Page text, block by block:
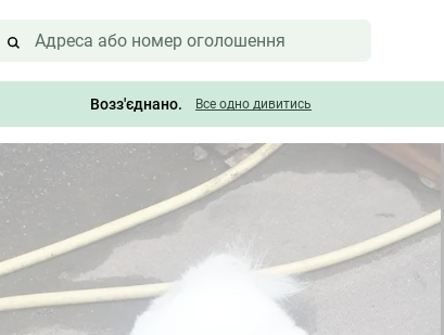
Возз'єднано. Все одно дивитись